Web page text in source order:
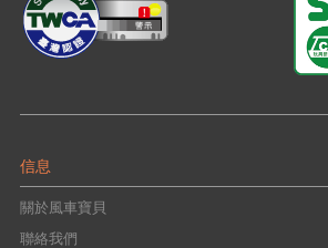
信息
關於風車寶貝
聯絡我們